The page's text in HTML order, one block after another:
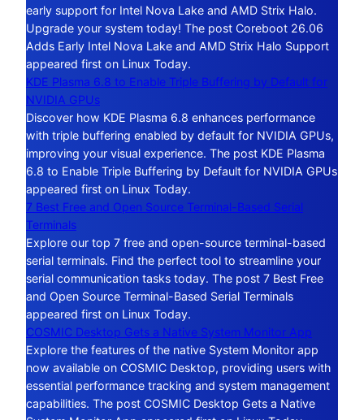
early support for Intel Nova Lake and AMD Strix Halo.
Upgrade your system today! The post Coreboot 26.06
Adds Early Intel Nova Lake and AMD Strix Halo Support
appeared first on Linux Today.
KDE Plasma 6.8 to Enable Triple Buffering by Default for
NVIDIA GPUs
Discover how KDE Plasma 6.8 enhances performance
with triple buffering enabled by default for NVIDIA GPUs,
improving your visual experience. The post KDE Plasma
6.8 to Enable Triple Buffering by Default for NVIDIA GPUs
appeared first on Linux Today.
7 Best Free and Open Source Terminal-Based Serial
Terminals
Explore our top 7 free and open-source terminal-based
serial terminals. Find the perfect tool to streamline your
serial communication tasks today. The post 7 Best Free
and Open Source Terminal-Based Serial Terminals
appeared first on Linux Today.
COSMIC Desktop Gets a Native System Monitor App
Explore the features of the native System Monitor app
now available on COSMIC Desktop, providing users with
essential performance tracking and system management
capabilities. The post COSMIC Desktop Gets a Native